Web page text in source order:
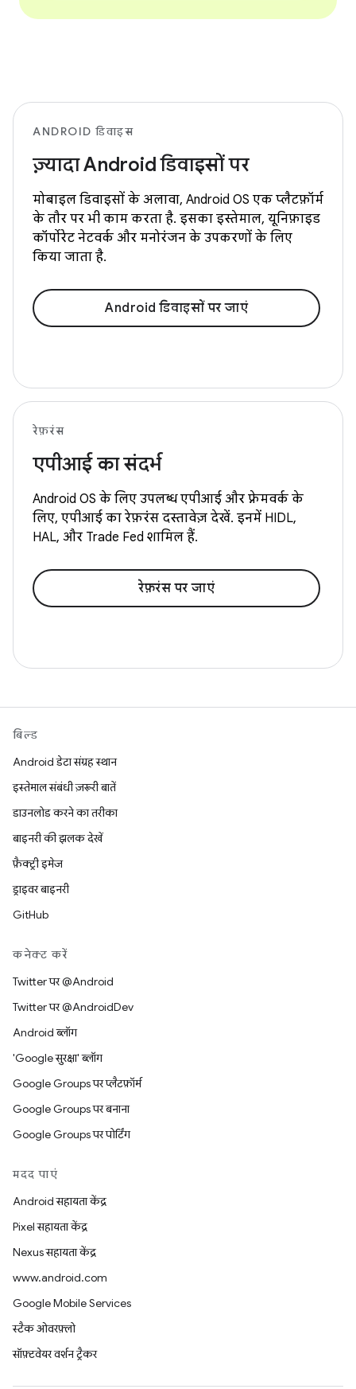
ANDROID डिवाइस
ज़्यादा Android डिवाइसों पर
मोबाइल डिवाइसों के अलावा, Android OS एक प्लैटफ़ॉर्म
के तौर पर भी काम करता है. इसका इस्तेमाल, यूनिफ़ाइड
कॉर्पोरेट नेटवर्क और मनोरंजन के उपकरणों के लिए
किया जाता है.
Android डिवाइसों पर जाएं
रेफ़रंस
एपीआई का संदर्भ
Android OS के लिए उपलब्ध एपीआई और फ़्रेमवर्क के
लिए, एपीआई का रेफ़रंस दस्तावेज़ देखें. इनमें HIDL,
HAL, और Trade Fed शामिल हैं.
रेफ़रंस पर जाएं
बिल्ड
Android डेटा संग्रह स्थान
इस्तेमाल संबंधी ज़रूरी बातें
डाउनलोड करने का तरीका
बाइनरी की झलक देखें
फ़ैक्ट्री इमेज
ड्राइवर बाइनरी
GitHub
कनेक्ट करें
Twitter पर @Android
Twitter पर @AndroidDev
Android ब्लॉग
'Google सुरक्षा' ब्लॉग
Google Groups पर प्लैटफ़ॉर्म
Google Groups पर बनाना
Google Groups पर पोर्टिंग
मदद पाएं
Android सहायता केंद्र
Pixel सहायता केंद्र
Nexus सहायता केंद्र
www.android.com
Google Mobile Services
स्टैक ओवरफ़्लो
सॉफ़्टवेयर वर्शन ट्रैकर